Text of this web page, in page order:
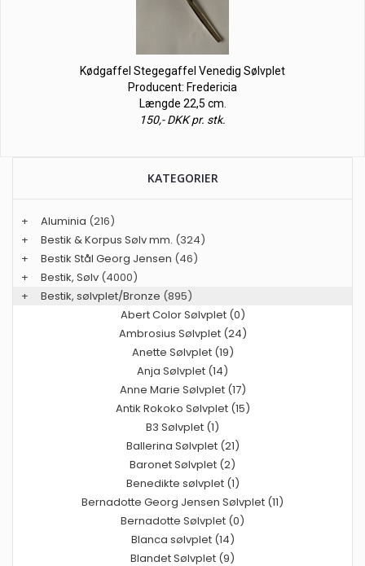
Kødgaffel Stegegaffel Venedig Sølvplet
Producent: Fredericia
Længde 22,5 cm.
150,- DKK pr. stk.
KATEGORIER
+ Aluminia (216)
+
Bestik & Korpus Sølv mm. (324)
+
Bestik Stål Georg Jensen (46)
+
Bestik, Sølv (4000)
+
Bestik, sølvplet/Bronze (895)
Abert Color Sølvplet (0)
Ambrosius Sølvplet (24)
Anette Sølvplet (19)
Anja Sølvplet (14)
Anne Marie Sølvplet (17)
Antik Rokoko Sølvplet (15)
B3 Sølvplet (1)
Ballerina Sølvplet (21)
Baronet Sølvplet (2)
Benedikte sølvplet (1)
Bernadotte Georg Jensen Sølvplet (11)
Bernadotte Sølvplet (0)
Blanca sølvplet (14)
Blandet Sølvplet (9)